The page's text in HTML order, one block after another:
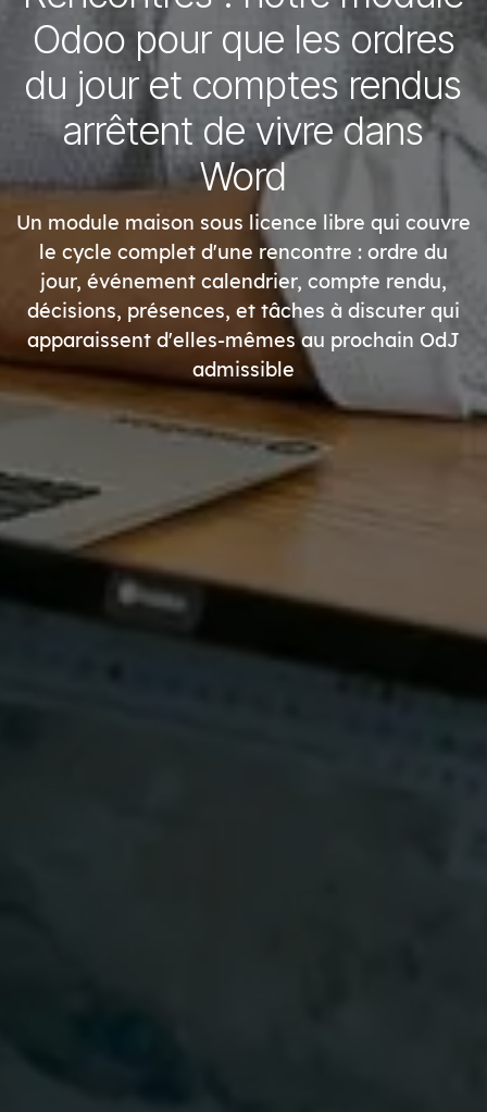
Odoo pour que les ordres
du jour et comptes rendus
arrêtent de vivre dans
Word
Un module maison sous licence libre qui couvre
le cycle complet d'une rencontre : ordre du
jour, événement calendrier, compte rendu,
décisions, présences, et tâches à discuter qui
apparaissent d'elles-mêmes au prochain OdJ
admissible